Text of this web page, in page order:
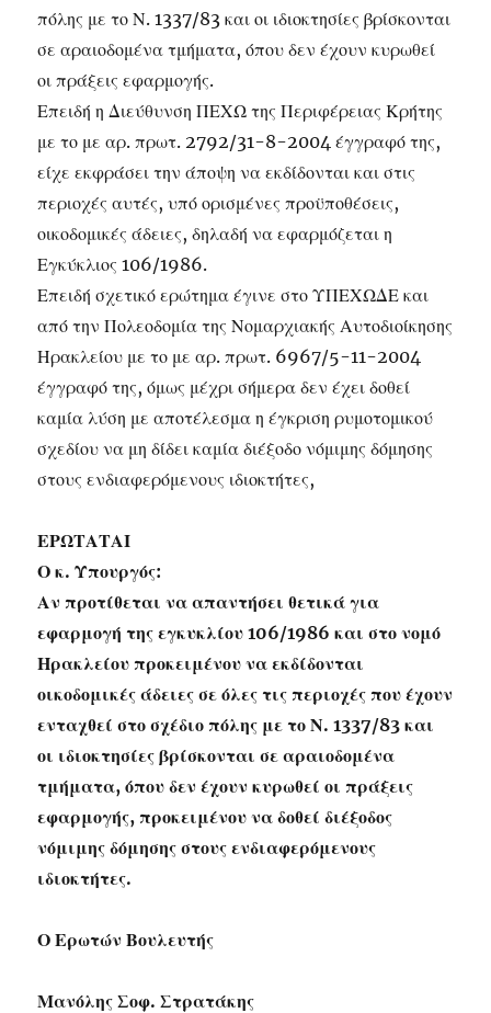
πόλης με το Ν. 1337/83 και οι ιδιοκτησίες βρίσκονται
σε αραιοδομένα τμήματα, όπου δεν έχουν κυρωθεί
οι πράξεις εφαρμογής.
Επειδή η Διεύθυνση ΠΕΧΩ της Περιφέρειας Κρήτης
με το με αρ. πρωτ. 2792/31-8-2004 έγγραφό της,
είχε εκφράσει την άποψη να εκδίδονται και στις
περιοχές αυτές, υπό ορισμένες προϋποθέσεις,
οικοδομικές άδειες, δηλαδή να εφαρμόζεται η
Εγκύκλιος 106/1986.
Επειδή σχετικό ερώτημα έγινε στο ΥΠΕΧΩΔΕ και
από την Πολεοδομία της Νομαρχιακής Αυτοδιοίκησης
Ηρακλείου με το με αρ. πρωτ. 6967/5-11-2004
έγγραφό της, όμως μέχρι σήμερα δεν έχει δοθεί
καμία λύση με αποτέλεσμα η έγκριση ρυμοτομικού
σχεδίου να μη δίδει καμία διέξοδο νόμιμης δόμησης
στους ενδιαφερόμενους ιδιοκτήτες,
ΕΡΩΤΑΤΑΙ
Ο κ. Υπουργός:
Αν προτίθεται να απαντήσει θετικά για
εφαρμογή της εγκυκλίου 106/1986 και στο νομό
Ηρακλείου προκειμένου να εκδίδονται
οικοδομικές άδειες σε όλες τις περιοχές που έχουν
ενταχθεί στο σχέδιο πόλης με το Ν. 1337/83 και
οι ιδιοκτησίες βρίσκονται σε αραιοδομένα
τμήματα, όπου δεν έχουν κυρωθεί οι πράξεις
εφαρμογής, προκειμένου να δοθεί διέξοδος
νόμιμης δόμησης στους ενδιαφερόμενους
ιδιοκτήτες.
Ο Ερωτών Βουλευτής
Μανόλης Σοφ. Στρατάκης